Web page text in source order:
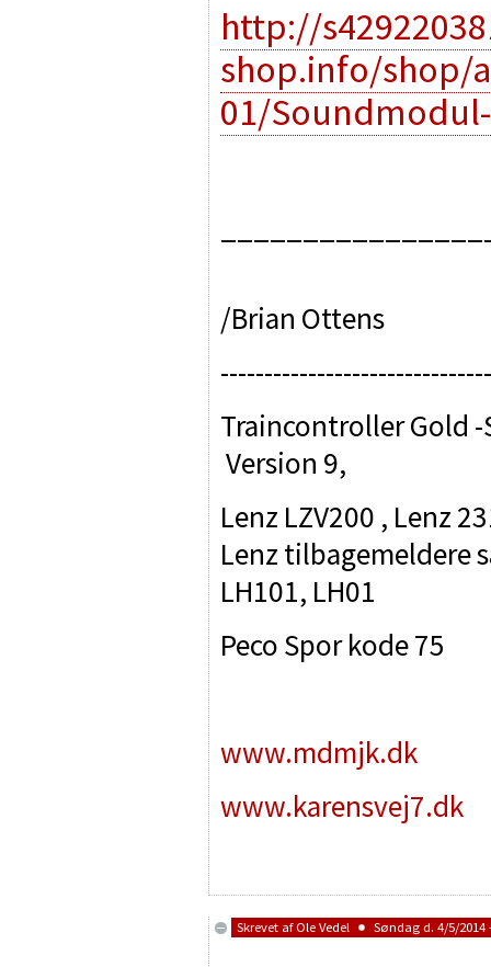
http://
shop.info/shop/
01/Soundmodul-
/Brian Ottens
Traincontroller Gold
Version 9,
Lenz LZV200 , Lenz
Lenz tilbagemeldere
LH101, LH01
Peco Spor kode 75
www.mdmjk.dk
www.karensvej7.dk
Skrevet af Ole Vedel Søndag d. 4/5/2014